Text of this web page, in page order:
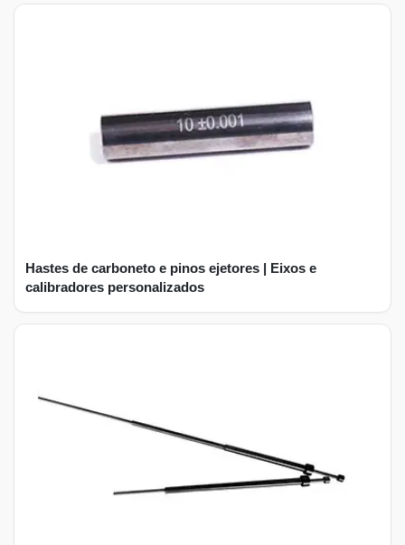
Hastes de carboneto e pinos ejetores | Eixos e
calibradores personalizados